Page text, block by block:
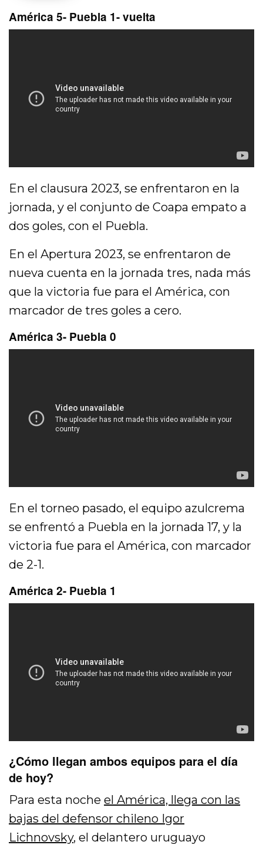
América 5- Puebla 1- vuelta
En el clausura 2023, se enfrentaron en la
jornada, y el conjunto de Coapa empato a
dos goles, con el Puebla.
En el Apertura 2023, se enfrentaron de
nueva cuenta en la jornada tres, nada más
que la victoria fue para el América, con
marcador de tres goles a cero.
América 3- Puebla 0
En el torneo pasado, el equipo azulcrema
se enfrentó a Puebla en la jornada 17, y la
victoria fue para el América, con marcador
de 2-1.
América 2- Puebla 1
¿Cómo llegan ambos equipos para el día
de hoy?
Para esta nocheel América, llega con las
bajas del defensor chileno Igor
Lichnovsky, el delantero uruguayo